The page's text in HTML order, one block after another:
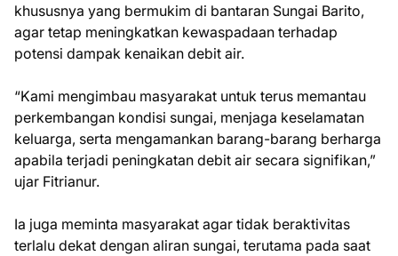
khususnya yang bermukim di bantaran Sungai Barito,
agar tetap meningkatkan kewaspadaan terhadap
potensi dampak kenaikan debit air.
“Kami mengimbau masyarakat untuk terus memantau
perkembangan kondisi sungai, menjaga keselamatan
keluarga, serta mengamankan barang-barang berharga
apabila terjadi peningkatan debit air secara signifikan,”
ujar Fitrianur.
Ia juga meminta masyarakat agar tidak beraktivitas
terlalu dekat dengan aliran sungai, terutama pada saat